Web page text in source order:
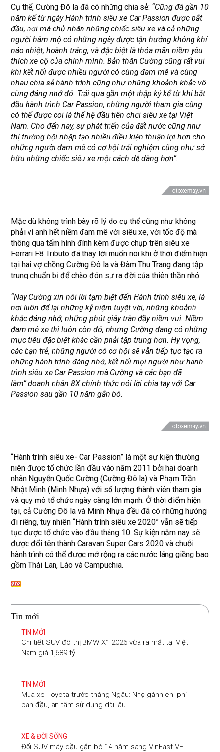
Cụ thể, Cường Đô la đã có những chia sẻ: “Cũng đã gần 10
năm kể từ ngày Hành trình siêu xe Car Passion được bắt
đầu, nơi mà chủ nhân những chiếc siêu xe và cả những
người hâm mộ có những ngày được tận hưởng không khí
náo nhiệt, hoành tráng, và đặc biệt là thỏa mãn niềm yêu
thích xe cộ của chính mình. Bản thân Cường cũng rất vui
khi kết nối được nhiều người có cùng đam mê và cùng
nhau chia sẻ hành trình cũng như những khoảnh khắc vô
cùng đáng nhớ đó. Trải qua gần một thập kỷ kể từ khi bắt
đầu hành trình Car Passion, những người tham gia cũng
có thể được coi là thế hệ đầu tiên chơi siêu xe tại Việt
Nam. Cho đến nay, sự phát triển của đất nước cũng như
thị trường hội nhập tạo nhiều điều kiện thuận lợi hơn cho
những người đam mê có cơ hội trải nghiệm cũng như sở
hữu những chiếc siêu xe một cách dễ dàng hơn”.
Mặc dù không trình bày rõ lý do cụ thể cũng như không
phải vì anh hết niềm đam mê với siêu xe, với tốc độ mà
thông qua tấm hình đính kèm được chụp trên siêu xe
Ferrari F8 Tributo đã thay lời muốn nói khi ở thời điểm hiện
tại hai vợ chồng Cường Đô la và Đàm Thu Trang đang tập
trung chuẩn bị để chào đón sự ra đời của thiên thần nhỏ.
“Nay Cường xin nói lời tạm biệt đến Hành trình siêu xe, là
nơi luôn để lại những kỷ niệm tuyệt vời, những khoảnh
khắc đáng nhớ, những phút giây tràn đầy niềm vui. Niềm
đam mê xe thì luôn còn đó, nhưng Cường đang có những
mục tiêu đặc biệt khác cần phải tập trung hơn. Hy vọng,
các bạn trẻ, những người có cơ hội sẽ vẫn tiếp tục tạo ra
những hành trình đáng nhớ, kết nối mọi người như hành
trình siêu xe Car Passion mà Cường và các bạn đã
làm”doanh nhân 8X chính thức nói lời chia tay với Car
Passion sau gần 10 năm gắn bó.
“Hành trình siêu xe- Car Passion” là một sự kiện thường
niên được tổ chức lần đầu vào năm 2011 bởi hai doanh
nhân Nguyễn Quốc Cường (Cường Đô la) và Phạm Trần
Nhật Minh (Minh Nhựa) với số lượng thành viên tham gia
và quy mô tổ chức ngày càng lớn mạnh. Ở thời điểm hiện
tại, cả Cường Đô la và Minh Nhựa đều đã có những hướng
đi riêng, tuy nhiên “Hành trình siêu xe 2020” vẫn sẽ tiếp
tục được tổ chức vào đầu tháng 10. Sự kiện năm nay sẽ
được đổi tên thành Caravan Super Cars 2020 và chuỗi
hành trình có thể được mở rộng ra các nước láng giềng bao
gồm Thái Lan, Lào và Campuchia.
Tin mới
TIN MỚI
Chi tiết SUV đô thị BMW X1 2026 vừa ra mắt tại Việt
Nam giá 1,689 tỷ
TIN MỚI
Mua xe Toyota trước tháng Ngâu: Nhẹ gánh chi phí
ban đầu, an tâm sử dụng dài lâu
XE & ĐỜI SỐNG
Đổi SUV máy dầu gắn bó 14 năm sang VinFast VF